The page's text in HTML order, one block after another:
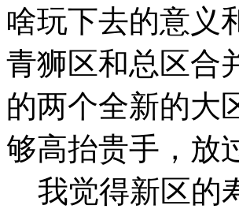
啥玩下去的意义
青狮区和总区合
的两个全新的大
够高抬贵手，放
我觉得新区的